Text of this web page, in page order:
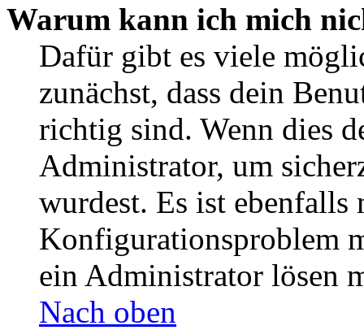
Warum kann ich mich
Dafür gibt es viele
zunächst, dass dein
richtig sind. Wenn dies
Administrator, um
wurdest. Es ist ebenfalls
Konfigurationsproblem
ein Administrator lösen
Nach oben